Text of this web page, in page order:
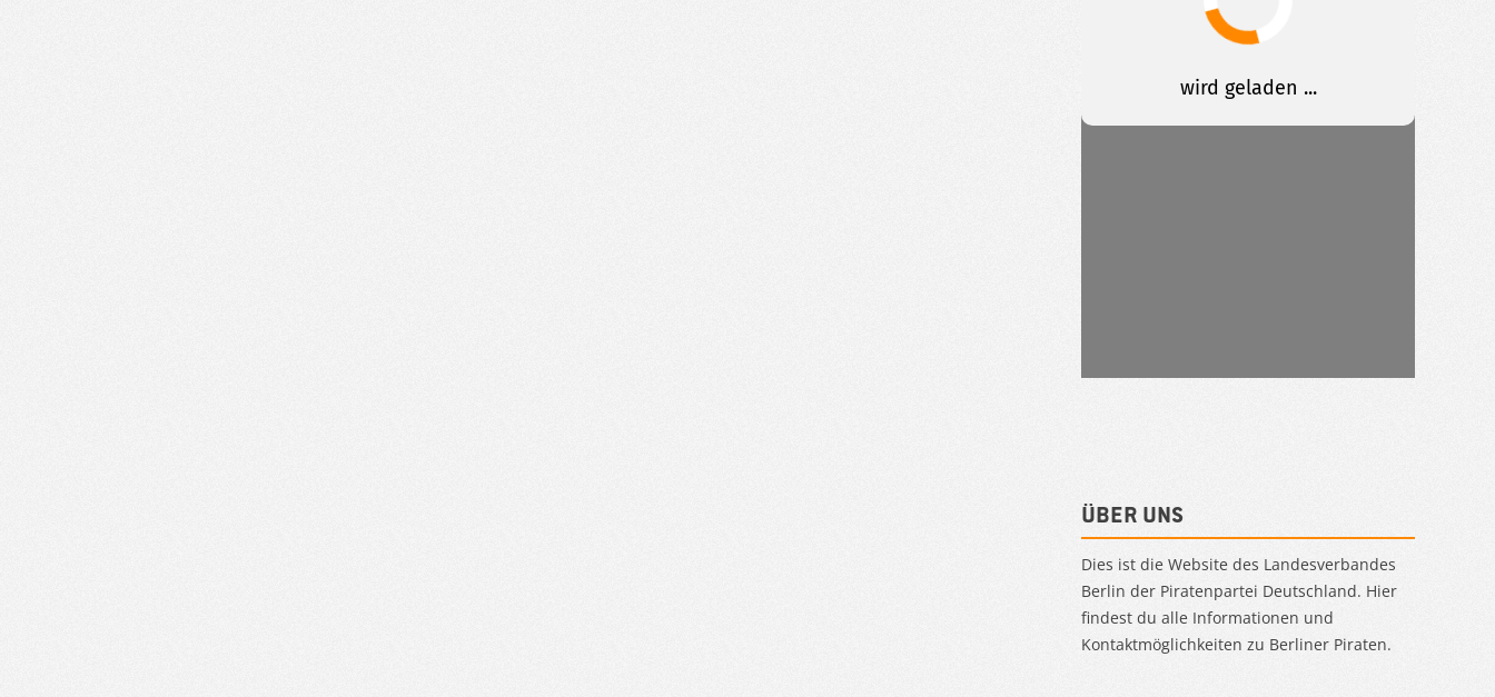
Über uns
Dies ist die Website des Landesverbandes
Berlin der Piratenpartei Deutschland. Hier
findest du alle Informationen und
Kontaktmöglichkeiten zu Berliner Piraten.